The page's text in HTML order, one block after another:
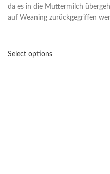
da es in die Muttermilch
auf Weaning zurückgegriffen
Select options